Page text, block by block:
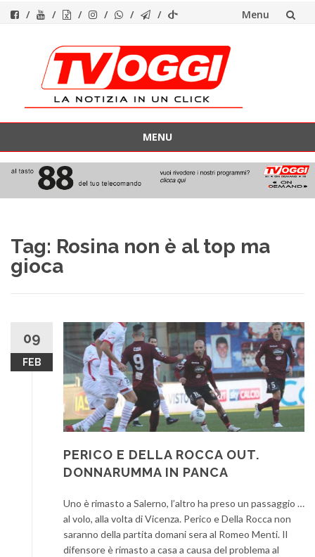
Menu
contenuto
MENU
contenuto
Tag: Rosina non è al top ma
gioca
09
FEB
PERICO E DELLA ROCCA OUT.
DONNARUMMA IN PANCA
Uno è rimasto a Salerno, l’altro ha preso un passaggio …
al volo, alla volta di Vicenza. Perico e Della Rocca non
saranno della partita domani sera al Romeo Menti. Il
difensore è rimasto a casa a causa del problema al